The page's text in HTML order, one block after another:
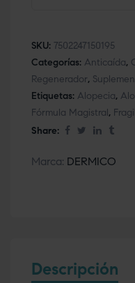
SKU: 7502247150195
Categorías: Anticaída,
Regenerador,
Etiquetas: Alopecia,
Fórmula Magistral,
Share:
Marca: DERMICO
Descripción